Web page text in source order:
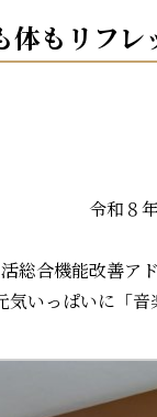
もリフレ
令和８
総合機能改善ア
気いっぱいに「音